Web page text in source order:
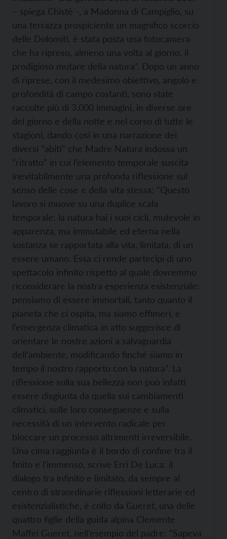
– spiega Chistè -, a Madonna di Campiglio, su
una terrazza prospiciente un magnifico scorcio
delle Dolomiti, è stata posta una fotocamera
che ha ripreso, almeno una volta al giorno, il
prodigioso mutare della natura”. Dopo un anno
di riprese, con il medesimo obiettivo, angolo e
profondità di campo costanti, sono state
raccolte più di 3.000 immagini, in diverse ore
del giorno e della notte e nel corso di tutte le
stagioni, dando così in una narrazione dei
diversi “abiti” che Madre Natura indossa un
“ritratto” in cui l’elemento temporale suscita
inevitabilmente una profonda riflessione sul
senso delle cose e della vita stessa: “Questo
lavoro si muove su una duplice scala
temporale: la natura hai i suoi cicli, mutevole in
apparenza, ma immutabile ed eterna nella
sostanza se rapportata alla vita, limitata, di un
essere umano. Essa ci rende partecipi di uno
spettacolo infinito rispetto al quale dovremmo
riconsiderare la nostra esperienza esistenziale:
pensiamo di essere immortali, tanto quanto il
pianeta che ci ospita, ma siamo effimeri, e
l’emergenza climatica in atto suggerisce di
orientare le nostre azioni a salvaguardia
dell’ambiente, modificando finché siamo in
tempo il nostro rapporto con la natura”. La
riflessione sulla sua bellezza non può infatti
essere disgiunta da quella sui cambiamenti
climatici, sulle loro conseguenze e sulla
necessità di un intervento radicale per
bloccare un processo altrimenti irreversibile.
Una cima raggiunta è il bordo di confine tra il
finito e l’immenso, scrive Erri De Luca: il
dialogo tra infinito e limitato, da sempre al
centro di straordinarie riflessioni letterarie ed
esistenzialistiche, è colto da Gueret, una delle
quattro figlie della guida alpina Clemente
Maffei Gueret, nell’esempio del padre: “Sapeva